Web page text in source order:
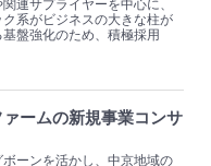
連サプライヤーを中心に、
系がビジネスの大きな柱が
盤強化のため、積極採用
ームの新規事業コンサ
ーンを活かし、中京地域の